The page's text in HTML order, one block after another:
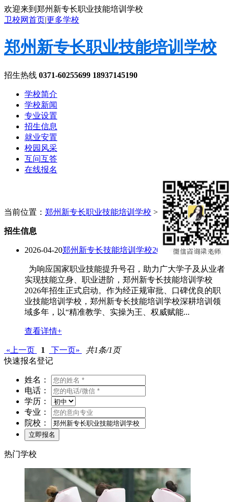
欢迎来到郑州新专长职业技能培训学校
卫校网首页|更多学校
郑州新专长职业技能培训学校
招生热线 0371-60255699 18937145190
学校简介
学校新闻
专业设置
招生信息
就业安置
校园风采
互问互答
在线报名
当前位置： 郑州新专长职业技能培训学校 > 招生信息
招生信息
2026-04-20郑州新专长技能培训学校2026年招生信息
为响应国家职业技能提升号召，助力广大学子及从业者
实现技能立身、职业进阶，郑州新专长技能培训学校
2026年招生正式启动。作为经正规审批、口碑优良的职
业技能培训学校，郑州新专长技能培训学校深耕培训领
域多年，以“精准教学、实操为王、权威赋能...
查看详情+
«上一页 1 下一页»
共1条/1页
快速报名登记
姓名：
电话：
学历：
专业：
院校：
热门学校